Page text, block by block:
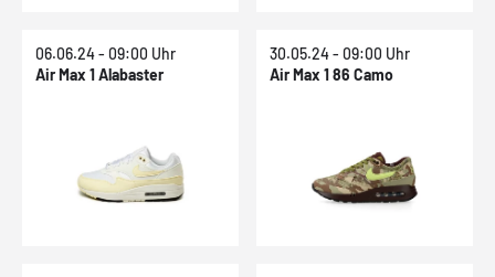
06.06.24 - 09:00 Uhr
Air Max 1 Alabaster
30.05.24 - 09:00 Uhr
Air Max 1 86 Camo